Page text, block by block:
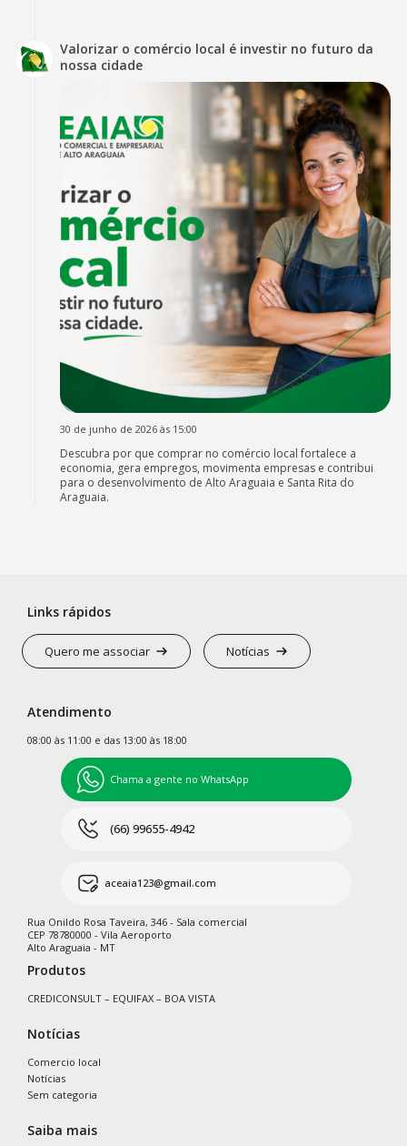
Valorizar o comércio local é investir no futuro da
nossa cidade
30 de junho de 2026 às 15:00
Descubra por que comprar no comércio local fortalece a
economia, gera empregos, movimenta empresas e contribui
para o desenvolvimento de Alto Araguaia e Santa Rita do
Araguaia.
Links rápidos
Quero me associar Notícias
Atendimento
08:00 às 11:00 e das 13:00 às 18:00
Chama a gente no WhatsApp
(66) 99655-4942
aceaia123@gmail.com
Rua Onildo Rosa Taveira, 346 - Sala comercial
CEP 78780000 - Vila Aeroporto
Alto Araguaia - MT
Produtos
CREDICONSULT – EQUIFAX – BOA VISTA
Notícias
Comercio local
Notícias
Sem categoria
Saiba mais